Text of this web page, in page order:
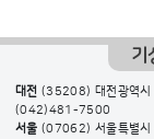
기
대전 (35208) 대전광역시
(042)481-7500
서울 (07062) 서울특별시